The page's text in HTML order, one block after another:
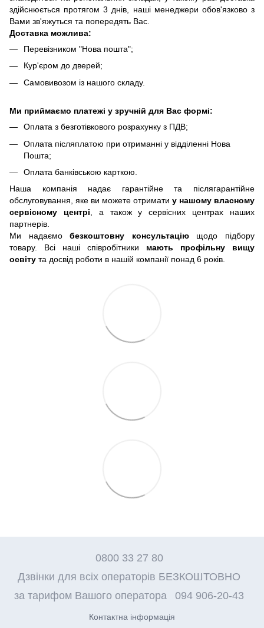
здійснюється протягом 3 днів, наші менеджери обов'язково з
Вами зв'яжуться та попередять Вас.
Доставка можлива:
Перевізником "Нова пошта";
Кур'єром до дверей;
Самовивозом із нашого складу.
Ми приймаємо платежі у зручній для Вас формі:
Оплата з безготівкового розрахунку з ПДВ;
Оплата післяплатою при отриманні у відділенні Нова
Пошта;
Оплата банківською карткою.
Наша компанія надає гарантійне та післягарантійне
обслуговування, яке ви можете отримати у нашому власному
сервісному центрі, а також у сервісних центрах наших
партнерів.
Ми надаємобезкоштовну консультаціющодо підбору
товару. Всі наші співробітники мають профільну вищу
освіту та досвід роботи в нашій компанії понад 6 років.
0800 33 27 80
Дзвінки для всіх операторів БЕЗКОШТОВНО
за тарифом Вашого оператора
094 906-20-43
Контактна інформація